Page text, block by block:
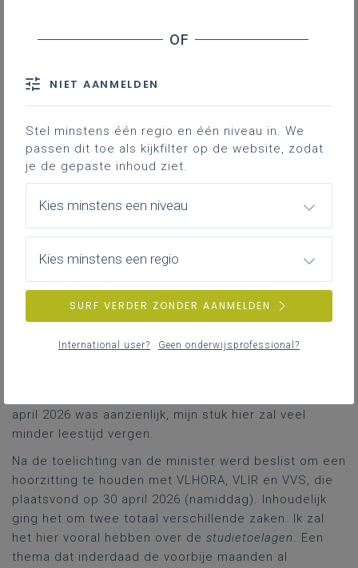
onderwijs en de
kinderdagverblijven en voor-
en nabewaking in het
tweetalige gebied Brussel-
Hoofdstad: in het kort
Een hele onderneming: de parlementaire behandeling
dit dossier. Op23 april 2026
[vanaf 10:00 in de
video-opname] al had minister Demir het
ontwerpdecreet in kwestie toegelicht, waarvan de
inhoud oorspronkelijk stond in een voorontwerp van
Programmadecreet. Door het advies van de
Raad van
april 2026 was aanzienlijk, mijn stuk hier zal veel
minder leestijd vergen.
Na de toelichting van de minister werd beslist om een
hoorzitting te houden met VLHORA, VLIR en VVS, die
plaatsvond op 30 april 2026 (namiddag). Inhoudelijk
ging het om twee totaal verschillende zaken. Ik zal
het hier vooral hebben over de studietoelagen. Een
thema dat inderdaad de voorbije maanden al
NIET AANMELDEN
Stel minstens één regio en één niveau in. We
passen dit toe als kijkfilter op de website, zodat
je de gepaste inhoud ziet.
Kies minstens een niveau
Kies minstens een regio
SURF VERDER ZONDER AANMELDEN
International user? Geen onderwijsprofessional?